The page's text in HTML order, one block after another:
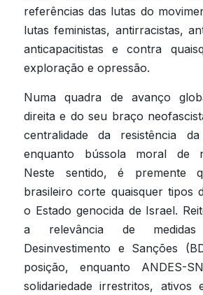
referências das lutas do
lutas feministas, antirracistas,
anticapacitistas e contra
exploração e opressão.
Numa quadra de avanço
direita e do seu braço
centralidade da resistência
enquanto bússola moral de
Neste sentido, é premente
brasileiro corte quaisquer tipos
o Estado genocida de Israel.
a relevância de
Desinvestimento e Sanções
posição, enquanto ANDES-
solidariedade irrestritos,